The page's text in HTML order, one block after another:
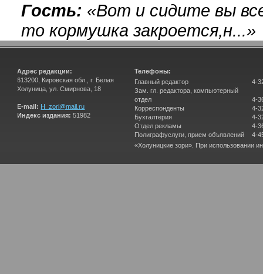
Гость: «Вот и сидите вы
то кормушка закроется,н...»
Адрес редакции:
613200, Кировская обл., г. Белая
Холуница, ул. Смирнова, 18
E-mail: H_zori@mail.ru
Индекс издания: 51982
Телефоны:
Главный редактор
Зам. гл. редактора, компьютерный
отдел
Корреспонденты
Бухгалтерия
Отдел рекламы
Полиграфуслуги, прием объявлений
4-
4-
4-
4-
4-
4-
«Холуницкие зори». При использовании